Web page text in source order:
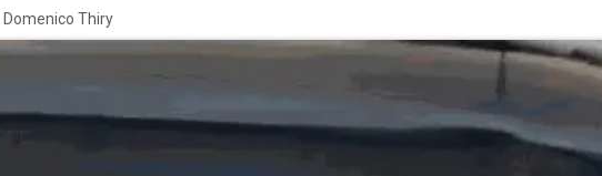
Domenico Thiry